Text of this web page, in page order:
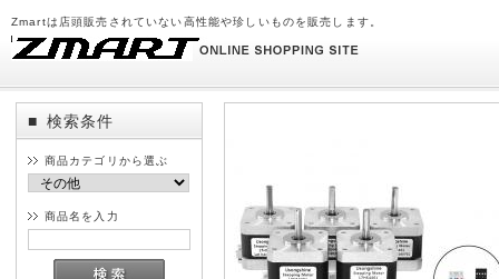
Zmartは店頭販売されていない高性能や珍しいものを販売します。
■ 検索条件
商品カテゴリから選ぶ
商品名を入力